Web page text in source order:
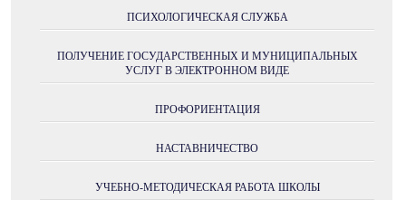
ПСИХОЛОГИЧЕСКАЯ СЛУЖБА
ПОЛУЧЕНИE ГОСУДАРСТВЕННЫХ И МУНИЦИПАЛЬНЫХ
УСЛУГ В ЭЛЕКТРОННОМ ВИДЕ
ПРОФОРИЕНТАЦИЯ
НАСТАВНИЧЕСТВО
УЧЕБНО-МЕТОДИЧЕСКАЯ РАБОТА ШКОЛЫ